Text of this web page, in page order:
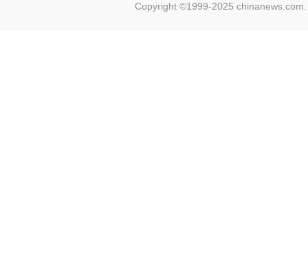
Copyright ©1999-2025